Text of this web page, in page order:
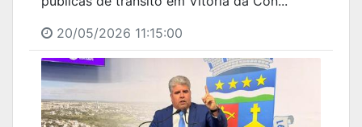
20/05/2026 11:15:00